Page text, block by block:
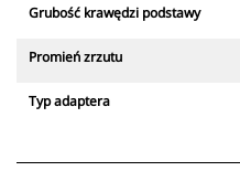
Grubość krawędzi podstawy
Promień zrzutu
Typ adaptera